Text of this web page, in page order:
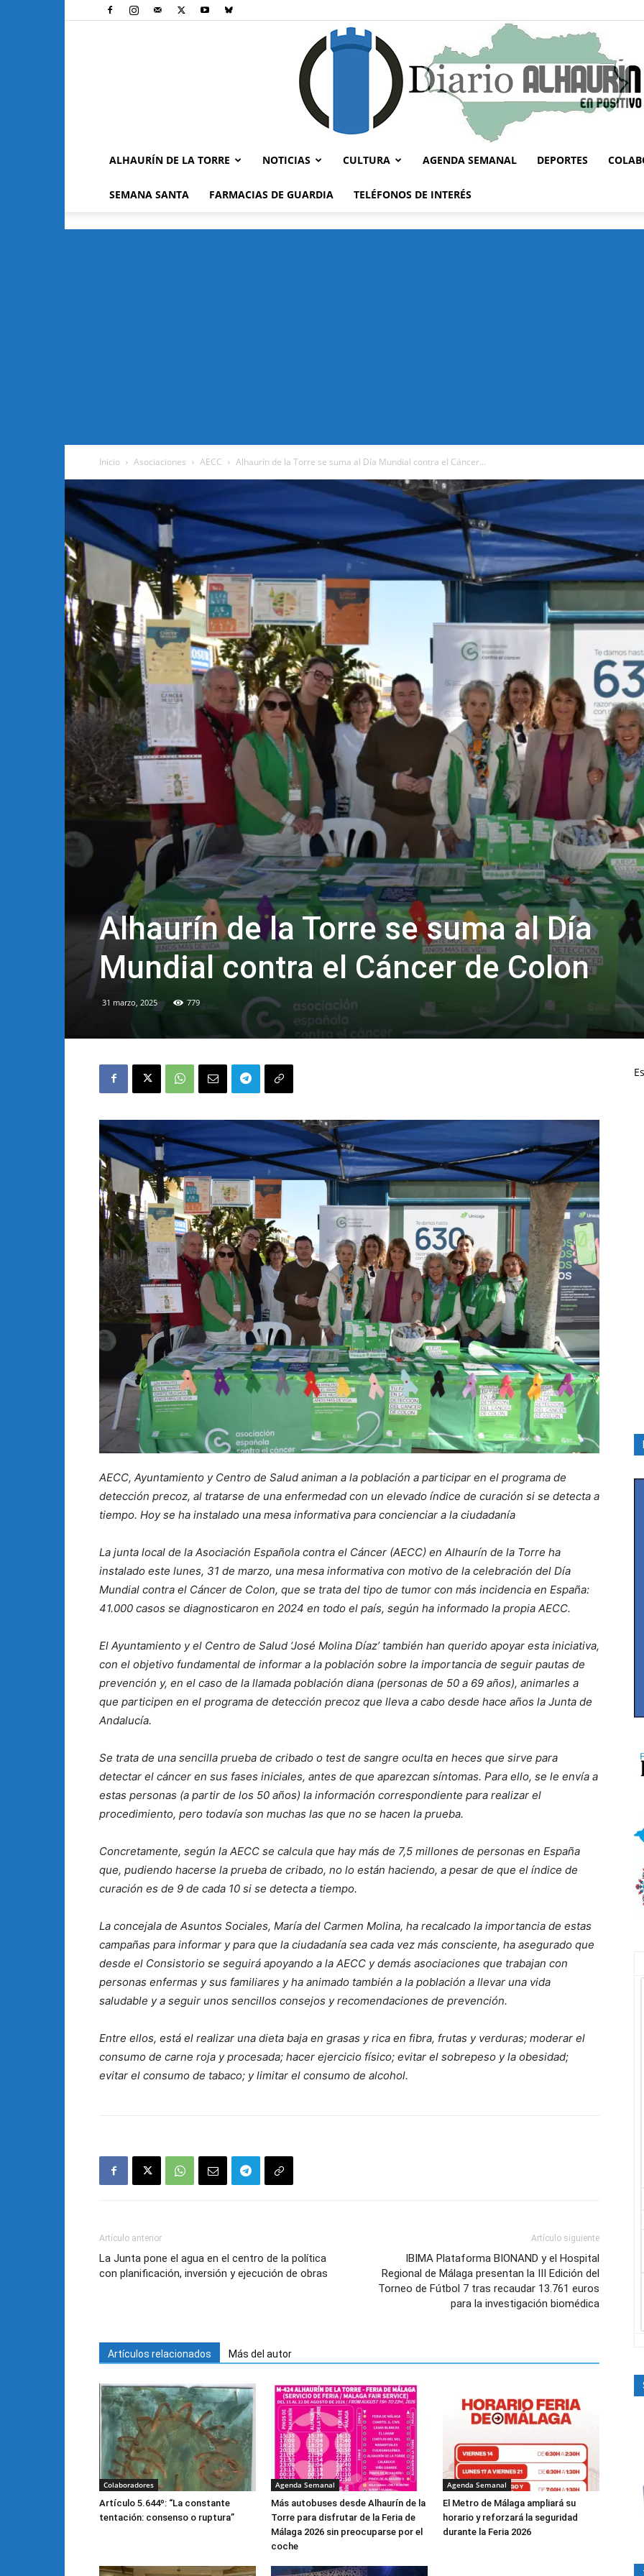
ALHAURÍN DE LA TORRE NOTICIAS CULTURA AGENDA SEMANAL DEPORTES
SEMANA SANTA FARMACIAS DE GUARDIA TELÉFONOS DE INTERÉS
Inicio Asociaciones AECC Alhaurín de la Torre se suma al Día Mundial contra el Cáncer...
Alhaurín de la Torre se suma al Día
Mundial contra el Cáncer de Colon
31 marzo, 2025 779
AECC, Ayuntamiento y Centro de Salud animan a la población a participar en el programa de
detección precoz, al tratarse de una enfermedad con un elevado índice de curación si se detecta a
tiempo. Hoy se ha instalado una mesa informativa para concienciar a la ciudadanía
La junta local de la Asociación Española contra el Cáncer (AECC) en Alhaurín de la Torre ha
instalado este lunes, 31 de marzo, una mesa informativa con motivo de la celebración del Día
Mundial contra el Cáncer de Colon, que se trata del tipo de tumor con más incidencia en España:
41.000 casos se diagnosticaron en 2024 en todo el país, según ha informado la propia AECC.
El Ayuntamiento y el Centro de Salud ‘José Molina Díaz’ también han querido apoyar esta iniciativa,
con el objetivo fundamental de informar a la población sobre la importancia de seguir pautas de
prevención y, en el caso de la llamada población diana (personas de 50 a 69 años), animarles a
que participen en el programa de detección precoz que lleva a cabo desde hace años la Junta de
Andalucía.
Se trata de una sencilla prueba de cribado o test de sangre oculta en heces que sirve para
detectar el cáncer en sus fases iniciales, antes de que aparezcan síntomas. Para ello, se le envía a
estas personas (a partir de los 50 años) la información correspondiente para realizar el
procedimiento, pero todavía son muchas las que no se hacen la prueba.
Concretamente, según la AECC se calcula que hay más de 7,5 millones de personas en España
que, pudiendo hacerse la prueba de cribado, no lo están haciendo, a pesar de que el índice de
curación es de 9 de cada 10 si se detecta a tiempo.
La concejala de Asuntos Sociales, María del Carmen Molina, ha recalcado la importancia de estas
campañas para informar y para que la ciudadanía sea cada vez más consciente, ha asegurado que
desde el Consistorio se seguirá apoyando a la AECC y demás asociaciones que trabajan con
personas enfermas y sus familiares y ha animado también a la población a llevar una vida
saludable y a seguir unos sencillos consejos y recomendaciones de prevención.
Entre ellos, está el realizar una dieta baja en grasas y rica en fibra, frutas y verduras; moderar el
consumo de carne roja y procesada; hacer ejercicio físico; evitar el sobrepeso y la obesidad;
evitar el consumo de tabaco; y limitar el consumo de alcohol.
Artículo anterior
La Junta pone el agua en el centro de la política
con planificación, inversión y ejecución de obras
Artículo siguiente
IBIMA Plataforma BIONAND y el Hospital
Regional de Málaga presentan la III Edición del
Torneo de Fútbol 7 tras recaudar 13.761 euros
para la investigación biomédica
Artículos relacionados Más del autor
Colaboradores
Artículo 5.644º: “La constante
tentación: consenso o ruptura”
Agenda Semanal
Más autobuses desde Alhaurín de la
Torre para disfrutar de la Feria de
Málaga 2026 sin preocuparse por el
coche
Agenda Semanal
El Metro de Málaga ampliará su
horario y reforzará la seguridad
durante la Feria 2026